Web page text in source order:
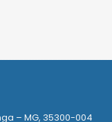
– MG, 35300-004